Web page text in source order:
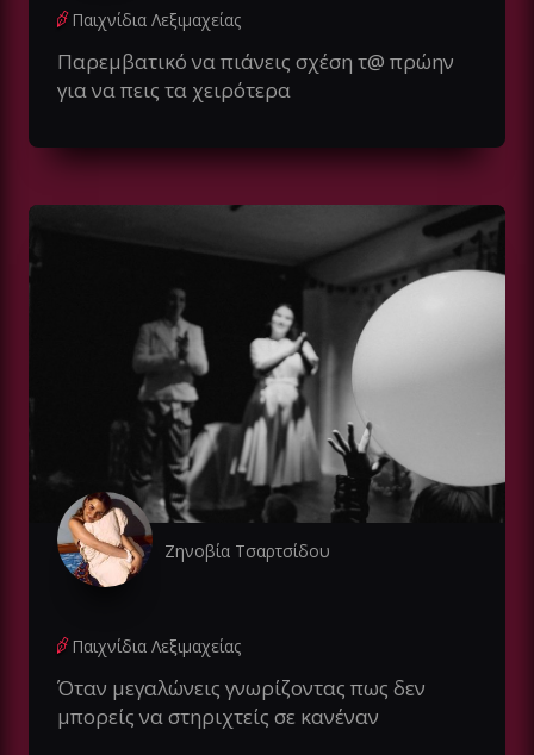
Παιχνίδια Λεξιμαχείας
Παρεμβατικό να πιάνεις σχέση τ@ πρώην
για να πεις τα χειρότερα
Ζηνοβία Τσαρτσίδου
Παιχνίδια Λεξιμαχείας
Όταν μεγαλώνεις γνωρίζοντας πως δεν
μπορείς να στηριχτείς σε κανέναν